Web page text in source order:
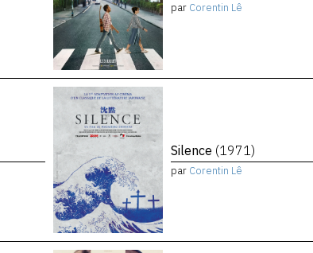
par Corentin Lê
Silence (1971)
par Corentin Lê